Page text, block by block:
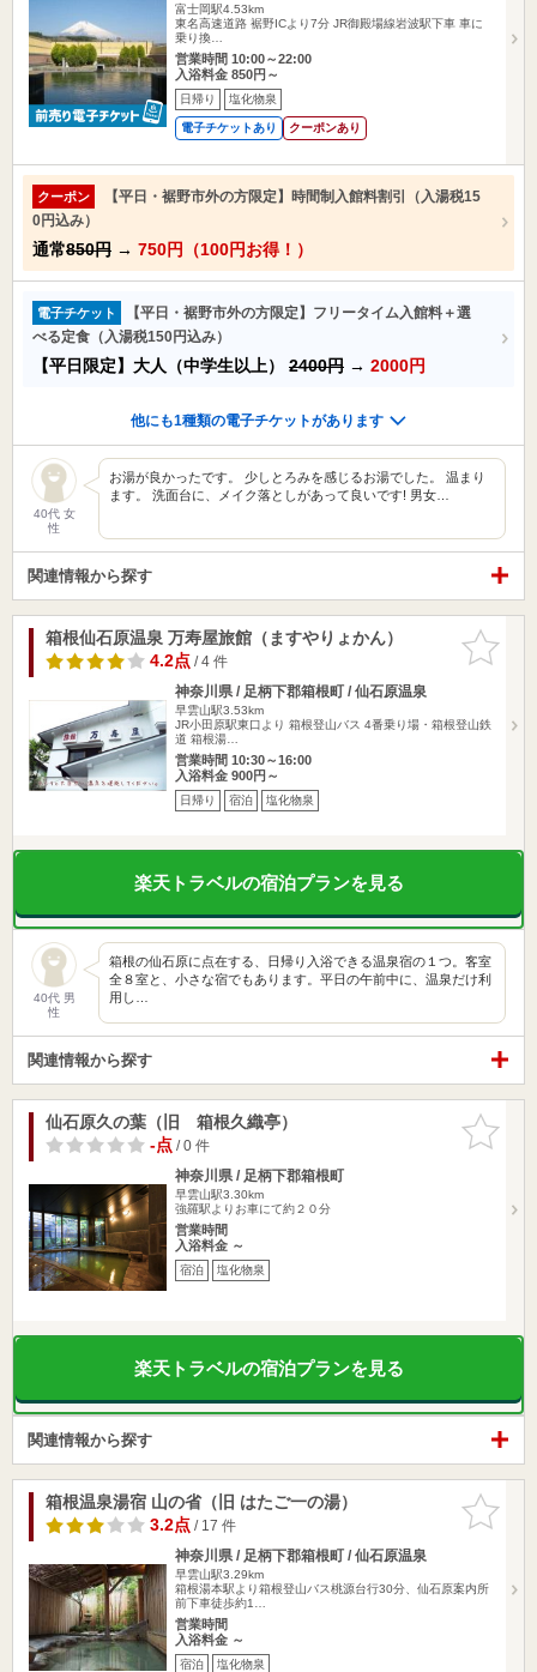
富士岡駅4.53km
東名高速道路 裾野ICより7分 JR御殿場線岩波駅下車 車に
乗り換…
営業時間 10:00～22:00
入浴料金 850円～
日帰り 塩化物泉
電子チケットあり クーポンあり
クーポン
【平日・裾野市外の方限定】時間制入館料割引（入湯税15
0円込み）
通常850円 → 750円（100円お得！）
電子チケット
【平日・裾野市外の方限定】フリータイム入館料＋選
べる定食（入湯税150円込み）
【平日限定】大人（中学生以上） 2400円 → 2000円
他にも1種類の電子チケットがあります
40代 女
性
お湯が良かったです。 少しとろみを感じるお湯でした。 温まり
ます。 洗面台に、メイク落としがあって良いです! 男女…
関連情報から探す
お気に入
りに追加
箱根仙石原温泉 万寿屋旅館（ますやりょかん）
4.2点/ 4 件
神奈川県 / 足柄下郡箱根町 / 仙石原温泉
早雲山駅3.53km
JR小田原駅東口より 箱根登山バス 4番乗り場・箱根登山鉄
道 箱根湯…
営業時間 10:30～16:00
入浴料金 900円～
日帰り 宿泊 塩化物泉
楽天トラベルの宿泊プランを見る
40代 男
性
箱根の仙石原に点在する、日帰り入浴できる温泉宿の１つ。客室
全８室と、小さな宿でもあります。平日の午前中に、温泉だけ利
用し…
関連情報から探す
お気に入
りに追加
仙石原久の葉（旧 箱根久織亭）
-点/ 0 件
神奈川県 / 足柄下郡箱根町
早雲山駅3.30km
強羅駅よりお車にて約２０分
営業時間
入浴料金 ～
宿泊 塩化物泉
楽天トラベルの宿泊プランを見る
関連情報から探す
お気に入
りに追加
箱根温泉湯宿 山の省（旧 はたご一の湯）
3.2点/ 17 件
神奈川県 / 足柄下郡箱根町 / 仙石原温泉
早雲山駅3.29km
箱根湯本駅より箱根登山バス桃源台行30分、仙石原案内所
前下車徒歩約1…
営業時間
入浴料金 ～
宿泊 塩化物泉